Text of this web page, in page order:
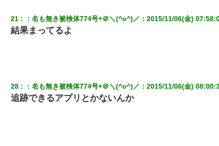
21 ：名も無き被検体774号+＠＼(^o^)／ ：2015/11/06(金)
結果まってるよ
28 ：名も無き被検体774号+＠＼(^o^)／ ：2015/11/06(金)
追跡できるアプリとかないんか